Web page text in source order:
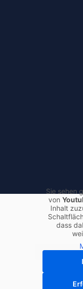
Sie sehen
von
Inhalt
dass